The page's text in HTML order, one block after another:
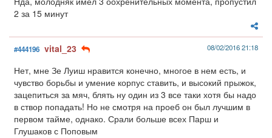
2 за 15 минут
#444196 vital_23 08/02/2016 21:18
Нет, мне Зе Луиш нравится конечно, многое в нем есть, и
чувство борьбы и умение корпус ставить, и высокий прыжок,
зацепиться за мяч, блять ну один из 3 все таки хотя бы надо
в створ попадать! Но не смотря на проеб он был лучшим в
первом тайме, однако. Срали больше всех Парш и
Глушаков с Поповым